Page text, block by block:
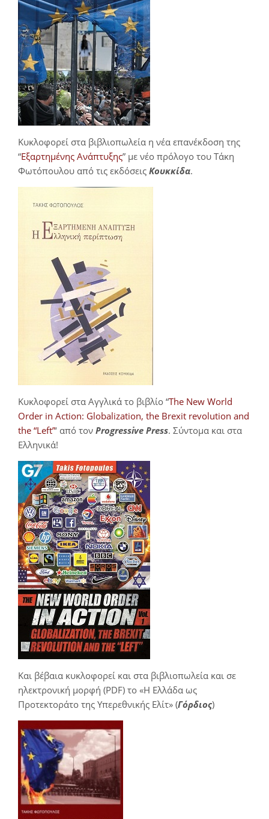
Κυκλοφορεί στα βιβλιοπωλεία η νέα επανέκδοση της
“Εξαρτημένης Ανάπτυξης” με νέο πρόλογο του Τάκη
Φωτόπουλου από τις εκδόσεις Κουκκίδα.
Κυκλοφορεί στα Αγγλικά το βιβλίο “The New World
Order in Action: Globalization, the Brexit revolution and
the “Left”‘ από τον Progressive Press. Σύντομα και στα
Ελληνικά!
Και βέβαια κυκλοφορεί και στα βιβλιοπωλεία και σε
ηλεκτρονική μορφή (PDF) το «Η Ελλάδα ως
Προτεκτοράτο της Υπερεθνικής Ελίτ» (Γόρδιος)